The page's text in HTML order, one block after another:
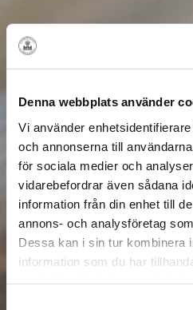
Denna webbplats använder
Vi använder
och annonserna till
för sociala medier och
vidarebefordrar även sådana
information från din enhet till
annons- och analysföretag
Dessa kan i sin tur kombinera
information som du har